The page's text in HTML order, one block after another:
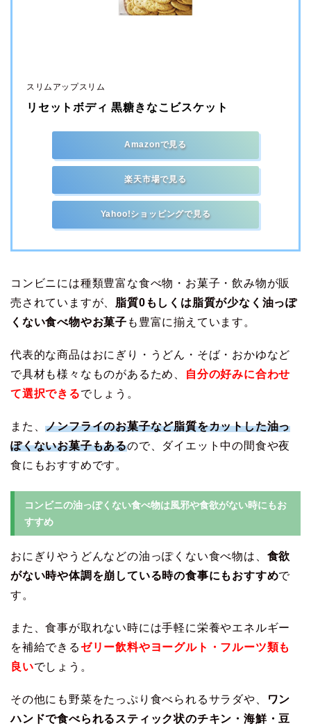
スリムアップスリム
リセットボディ 黒糖きなこビスケット
Amazonで見る
楽天市場で見る
Yahoo!ショッピングで見る
コンビニには種類豊富な食べ物・お菓子・飲み物が販
売されていますが、 脂質0もしくは脂質が少なく油っぽ
くない食べ物やお菓子 も豊富に揃えています。
代表的な商品はおにぎり・うどん・そば・おかゆなど
で具材も様々なものがあるため、
自分の好みに合わせ
て選択できるでしょう。
また、ノンフライのお菓子など脂質をカットした油っ
ぽくないお菓子もあるので、ダイエット中の間食や夜
食にもおすすめです。
コンビニの油っぽくない食べ物は風邪や食欲がない時にもお
すすめ
おにぎりやうどんなどの油っぽくない食べ物は、 食欲
がない時や体調を崩している時の食事にもおすすめで
す。
また、食事が取れない時には手軽に栄養やエネルギー
を補給できるゼリー飲料やヨーグルト・フルーツ類も
良いでしょう。
その他にも野菜をたっぷり食べられるサラダや、
ワン
ハンドで食べられるスティック状のチキン・海鮮・豆